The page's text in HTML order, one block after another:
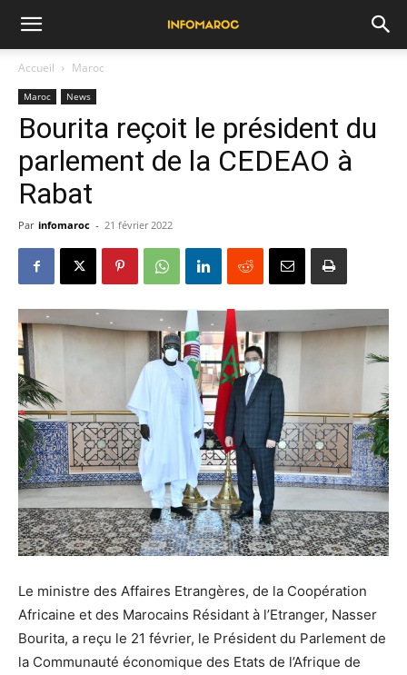
Accueil Maroc
Maroc News
Bourita reçoit le président du
parlement de la CEDEAO à
Rabat
Par infomaroc - 21 février 2022
Le ministre des Affaires Etrangères, de la Coopération
Africaine et des Marocains Résidant à l’Etranger, Nasser
Bourita, a reçu le 21 février, le Président du Parlement de
la Communauté économique des Etats de l’Afrique de